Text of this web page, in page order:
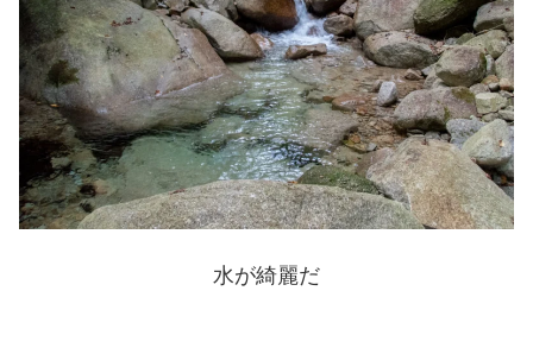
水が綺麗だ